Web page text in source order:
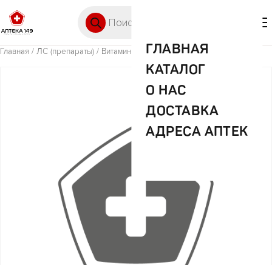
ГЛАВНАЯ
КАТАЛОГ
О НАС
ДОСТАВКА
АДРЕСА АПТЕК
Главная / ЛС (препараты) / Витамин Д3 20000МЕ/мл 10мл